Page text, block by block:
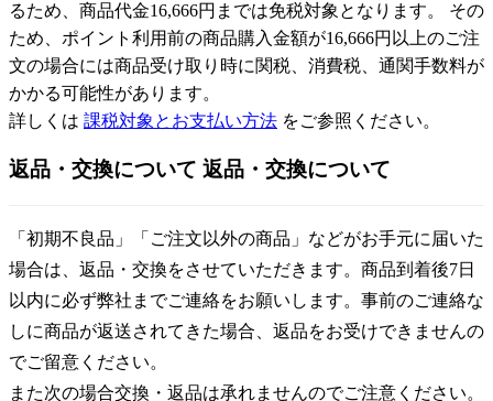
るため、商品代金16,666円までは免税対象となります。 その
ため、ポイント利用前の商品購入金額が16,666円以上のご注
文の場合には商品受け取り時に関税、消費税、通関手数料が
かかる可能性があります。
詳しくは 課税対象とお支払い方法 をご参照ください。
返品・交換について 返品・交換について
「初期不良品」「ご注文以外の商品」などがお手元に届いた
場合は、返品・交換をさせていただきます。商品到着後7日
以内に必ず弊社までご連絡をお願いします。事前のご連絡な
しに商品が返送されてきた場合、返品をお受けできませんの
でご留意ください。
また次の場合交換・返品は承れませんのでご注意ください。